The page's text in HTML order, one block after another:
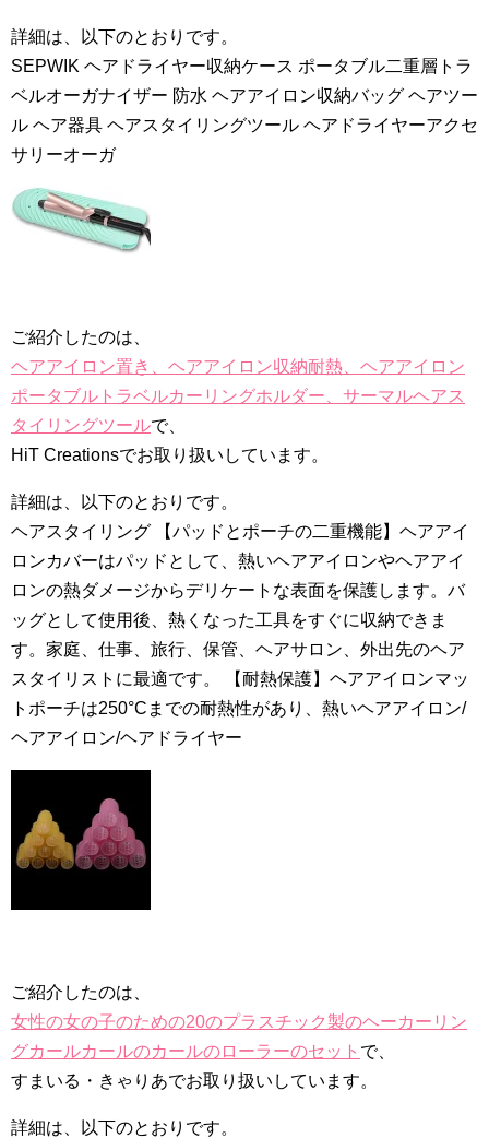
詳細は、以下のとおりです。
SEPWIK ヘアドライヤー収納ケース ポータブル二重層トラ
ベルオーガナイザー 防水 ヘアアイロン収納バッグ ヘアツー
ル ヘア器具 ヘアスタイリングツール ヘアドライヤーアクセ
サリーオーガ
ご紹介したのは、
ヘアアイロン置き、ヘアアイロン収納耐熱、ヘアアイロン
ポータブルトラベルカーリングホルダー、サーマルヘアス
タイリングツールで、
HiT Creationsでお取り扱いしています。
詳細は、以下のとおりです。
ヘアスタイリング 【パッドとポーチの二重機能】ヘアアイ
ロンカバーはパッドとして、熱いヘアアイロンやヘアアイ
ロンの熱ダメージからデリケートな表面を保護します。バ
ッグとして使用後、熱くなった工具をすぐに収納できま
す。家庭、仕事、旅行、保管、ヘアサロン、外出先のヘア
スタイリストに最適です。 【耐熱保護】ヘアアイロンマッ
トポーチは250°Cまでの耐熱性があり、熱いヘアアイロン/
ヘアアイロン/ヘアドライヤー
ご紹介したのは、
女性の女の子のための20のプラスチック製のヘーカーリン
グカールカールのカールのローラーのセット で、
すまいる・きゃりあでお取り扱いしています。
詳細は、以下のとおりです。